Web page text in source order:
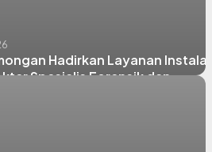
Hadirkan Layanan
Spesialis Forensik dan